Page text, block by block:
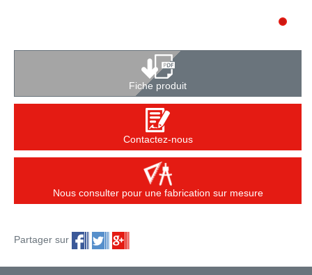
Fiche produit
Contactez-nous
Nous consulter pour une fabrication sur mesure
Partager sur